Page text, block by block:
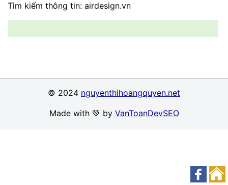
Tìm kiếm thông tin: airdesign.vn
© 2024 nguyenthihoangquyen.net
Made with 💚 by VanToanDevSEO